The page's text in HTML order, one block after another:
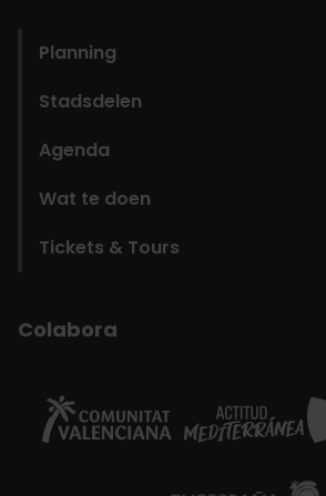
Planning
Stadsdelen
Agenda
Wat te doen
Tickets & Tours
Colabora